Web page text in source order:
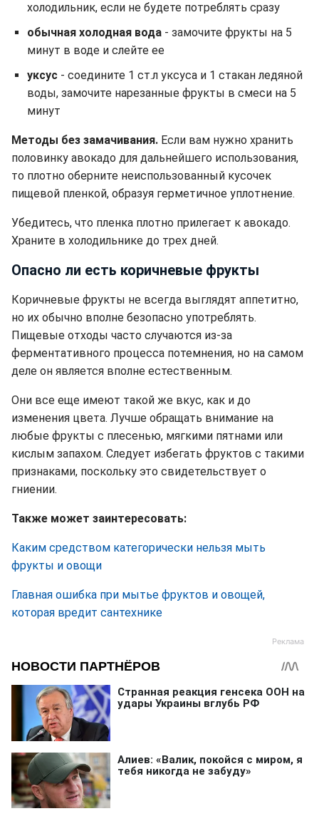
холодильник, если не будете потреблять сразу
обычная холодная вода - замочите фрукты на 5
минут в воде и слейте ее
уксус - соедините 1 ст.л уксуса и 1 стакан ледяной
воды, замочите нарезанные фрукты в смеси на 5
минут
Методы без замачивания. Если вам нужно хранить
половинку авокадо для дальнейшего использования,
то плотно оберните неиспользованный кусочек
пищевой пленкой, образуя герметичное уплотнение.
Убедитесь, что пленка плотно прилегает к авокадо.
Храните в холодильнике до трех дней.
Опасно ли есть коричневые фрукты
Коричневые фрукты не всегда выглядят аппетитно,
но их обычно вполне безопасно употреблять.
Пищевые отходы часто случаются из-за
ферментативного процесса потемнения, но на самом
деле он является вполне естественным.
Они все еще имеют такой же вкус, как и до
изменения цвета. Лучше обращать внимание на
любые фрукты с плесенью, мягкими пятнами или
кислым запахом. Следует избегать фруктов с такими
признаками, поскольку это свидетельствует о
гниении.
Также может заинтересовать:
Каким средством категорически нельзя мыть
фрукты и овощи
Главная ошибка при мытье фруктов и овощей,
которая вредит сантехнике